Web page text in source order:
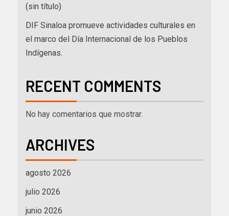
(sin título)
DIF Sinaloa promueve actividades culturales en
el marco del Día Internacional de los Pueblos
Indígenas.
RECENT COMMENTS
No hay comentarios que mostrar.
ARCHIVES
agosto 2026
julio 2026
junio 2026